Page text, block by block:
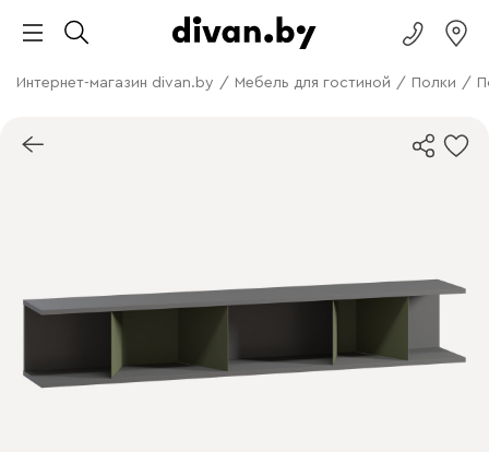
Интернет-магазин divan.by / Мебель для гостиной / Полки /